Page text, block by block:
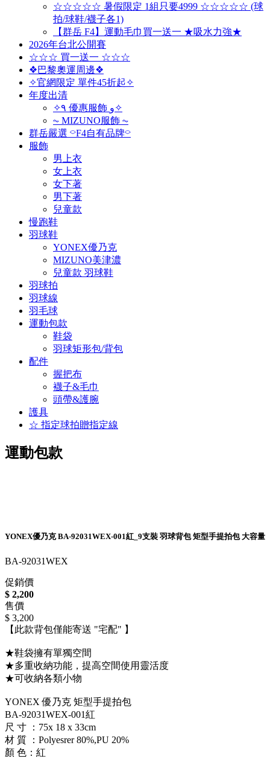
☆☆☆☆☆ 暑假限定 1組只要4999 ☆☆☆☆☆ (球
拍/球鞋/襪子各1)
【群岳 F4】運動毛巾買一送一 ★吸水力強★
2026年台北公開賽
☆☆☆ 買一送一 ☆☆☆
❖巴黎奧運周邊❖
✧官網限定 單件45折起✧
年度出清
✧٩ 優惠服飾 و✧
⏦ MIZUNO服飾 ⏦
群岳嚴選 ⌔F4自有品牌⌔
服飾
男上衣
女上衣
女下著
男下著
兒童款
慢跑鞋
羽球鞋
YONEX優乃克
MIZUNO美津濃
兒童款 羽球鞋
羽球拍
羽球線
羽毛球
運動包款
鞋袋
羽球矩形包/背包
配件
握把布
襪子&毛巾
頭帶&護腕
護具
☆ 指定球拍贈指定線
運動包款
YONEX優乃克 BA-92031WEX-001紅_9支裝 羽球背包 矩型手提拍包 大容量
BA-92031WEX
促銷價
$ 2,200
售價
$ 3,200
【此款背包僅能寄送 "宅配" 】
★鞋袋擁有單獨空間
★多重收納功能，提高空間使用靈活度
★可收納各類小物
YONEX 優乃克 矩型手提拍包
BA-92031WEX-001紅
尺 寸 ：75x 18 x 33cm
材 質 ：Polyesrer 80%,PU 20%
顏 色：紅